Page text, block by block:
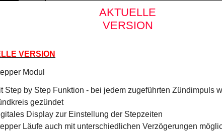
AKTUELLE
VERSION
VERSION
Modul
Step by Step Funktion - bei jedem zugeführten Zündimpuls
gezündet
Display zur Einstellung der Stepzeiten
Läufe auch mit unterschiedlichen Verzögerungen